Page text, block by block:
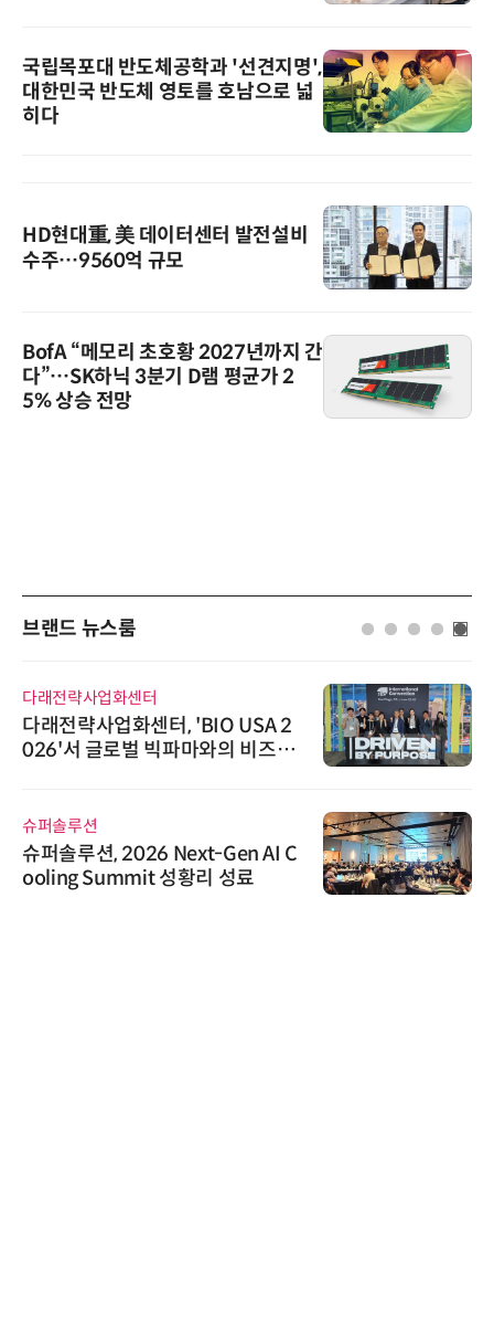
국립목포대 반도체공학과 '선견지명',
대한민국 반도체 영토를 호남으로 넓
히다
HD현대重, 美 데이터센터 발전설비
수주…9560억 규모
BofA “메모리 초호황 2027년까지 간
다”…SK하닉 3분기 D램 평균가 2
5% 상승 전망
브랜드 뉴스룸
전략사업화센터
전략사업화센터, 'BIO USA 2
서 글로벌 빅파마와의 비즈니
솔루션
솔루션, 2026 Next-Gen AI C
Summit 성황리 성료
노보
노보
난제
기
씨앤
씨앤
공